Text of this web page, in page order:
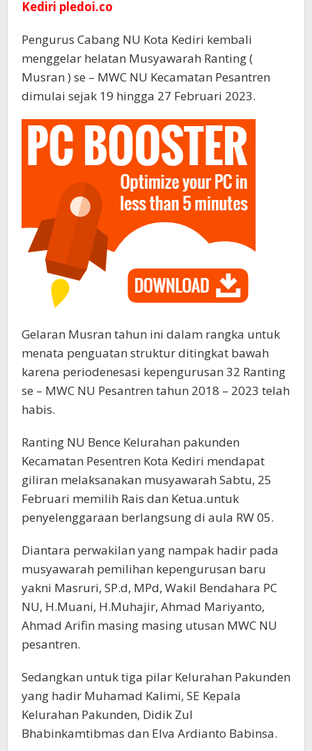
Kediri pledoi.co
Pengurus Cabang NU Kota Kediri kembali
menggelar helatan Musyawarah Ranting (
Musran ) se – MWC NU Kecamatan Pesantren
dimulai sejak 19 hingga 27 Februari 2023.
Gelaran Musran tahun ini dalam rangka untuk
menata penguatan struktur ditingkat bawah
karena periodenesasi kepengurusan 32 Ranting
se – MWC NU Pesantren tahun 2018 – 2023 telah
habis.
Ranting NU Bence Kelurahan pakunden
Kecamatan Pesentren Kota Kediri mendapat
giliran melaksanakan musyawarah Sabtu, 25
Februari memilih Rais dan Ketua.untuk
penyelenggaraan berlangsung di aula RW 05.
Diantara perwakilan yang nampak hadir pada
musyawarah pemilihan kepengurusan baru
yakni Masruri, SP.d, MPd, Wakil Bendahara PC
NU, H.Muani, H.Muhajir, Ahmad Mariyanto,
Ahmad Arifin masing masing utusan MWC NU
pesantren.
Sedangkan untuk tiga pilar Kelurahan Pakunden
yang hadir Muhamad Kalimi, SE Kepala
Kelurahan Pakunden, Didik Zul
Bhabinkamtibmas dan Elva Ardianto Babinsa.